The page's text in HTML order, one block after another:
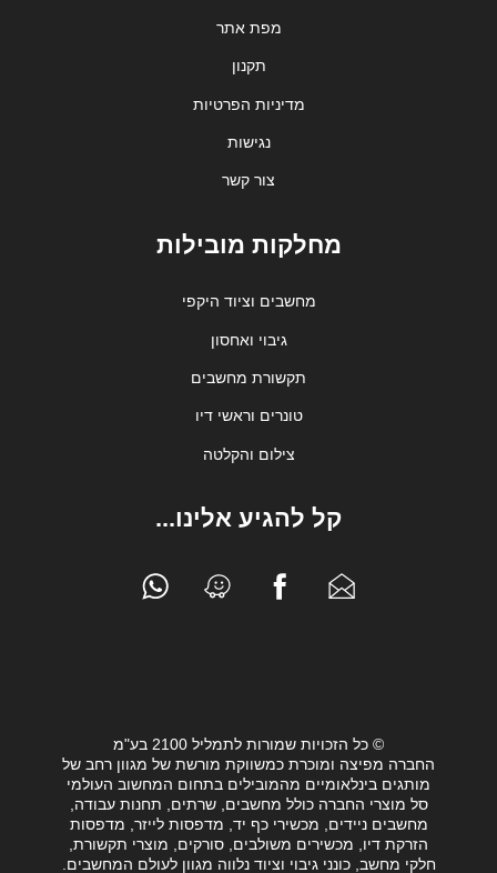
מפת אתר
תקנון
מדיניות הפרטיות
נגישות
צור קשר
מחלקות מובילות
מחשבים וציוד היקפי
גיבוי ואחסון
תקשורת מחשבים
טונרים וראשי דיו
צילום והקלטה
קל להגיע אלינו...
© כל הזכויות שמורות לתמליל 2100 בע"מ
החברה מפיצה ומוכרת כמשווקת מורשת של מגוון רחב של
מותגים בינלאומיים מהמובילים בתחום המחשוב העולמי
סל מוצרי החברה כולל מחשבים, שרתים, תחנות עבודה,
מחשבים ניידים, מכשירי כף יד, מדפסות לייזר, מדפסות
הזרקת דיו, מכשירים משולבים, סורקים, מוצרי תקשורת,
חלקי מחשב, כונני גיבוי וציוד נלווה מגוון לעולם המחשבים.